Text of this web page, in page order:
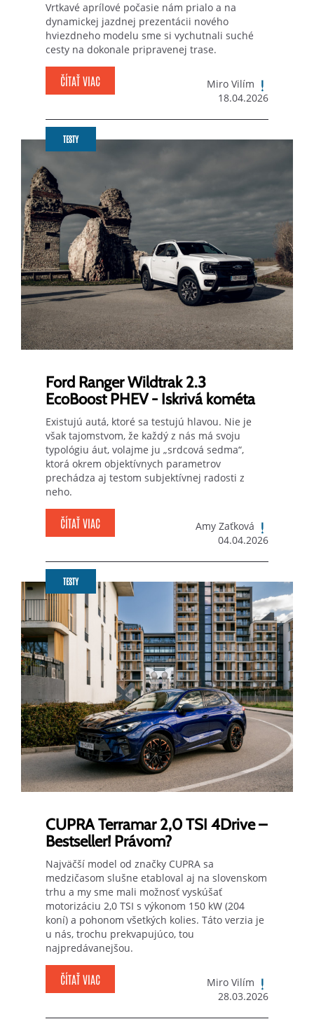
Vrtkavé aprílové počasie nám prialo a na
dynamickej jazdnej prezentácii nového
hviezdneho modelu sme si vychutnali suché
cesty na dokonale pripravenej trase.
ČÍTAŤ VIAC
Miro Vilím
18.04.2026
TESTY
Ford Ranger Wildtrak 2.3
EcoBoost PHEV - Iskrivá kométa
Existujú autá, ktoré sa testujú hlavou. Nie je
však tajomstvom, že každý z nás má svoju
typológiu áut, volajme ju „srdcová sedma“,
ktorá okrem objektívnych parametrov
prechádza aj testom subjektívnej radosti z
neho.
ČÍTAŤ VIAC
Amy Zaťková
04.04.2026
TESTY
CUPRA Terramar 2,0 TSI 4Drive –
Bestseller! Právom?
Najväčší model od značky CUPRA sa
medzičasom slušne etabloval aj na slovenskom
trhu a my sme mali možnosť vyskúšať
motorizáciu 2,0 TSI s výkonom 150 kW (204
koní) a pohonom všetkých kolies. Táto verzia je
u nás, trochu prekvapujúco, tou
najpredávanejšou.
ČÍTAŤ VIAC
Miro Vilím
28.03.2026